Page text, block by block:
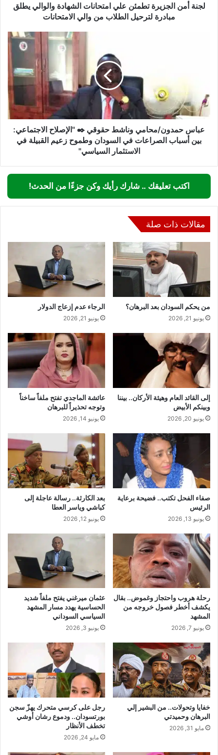
مبادرة
لجنة أمن الجزيرة تطمئن علي امتحانات الشهادة والوالي يطلق
مبادرة لترحيل الطلاب من والي الامتحانات
"الإصلاح
الاجتماعي:
بين
أسباب
الصراعات
وطموح
زعيم
في
السياسي"
عباس حمدون/محامي وناشط حقوقي ✒️ "الإصلاح الاجتماعي:
بين أسباب الصراعات في السودان وطموح زعيم القبيلة في
الاستثمار السياسي"
اكتب تعليقك .. شارك رأيك وكن جزءًا من الحدث!
مقالات ذات صلة
من يحكم السودان بعد البرهان؟
يونيو 21, 2026
الرجاء عدم إزعاج الدولار
يونيو 21, 2026
إلى القائد العام وهيئة الأركان.. بيننا
وبينكم الأبيض
يونيو 20, 2026
عائشة الماجدي تفتح ملفاً ساخناً
وتوجه تحذيراً للبرهان
يونيو 14, 2026
صفاء الفحل تكتب.. فضيحة برعاية
الرئيس
يونيو 13, 2026
بعد الكارثة.. رسالة عاجلة إلى
كباشي وياسر العطا
يونيو 12, 2026
رحلة هروب واحتجاز وغموض.. بقال
يكشف أخطر فصول خروجه من
المشهد
يونيو 7, 2026
عثمان ميرغني يفتح ملفاً شديد
الحساسية يهدد مسار المشهد
السياسي السوداني
يونيو 3, 2026
خفايا وتحولات.. من البشير إلي
البرهان وحميدتي
مايو 31, 2026
رجل على كرسي متحرك يهزّ سجن
بورتسودان.. ودموع رشان أوشي
تخطف الأنظار
مايو 24, 2026